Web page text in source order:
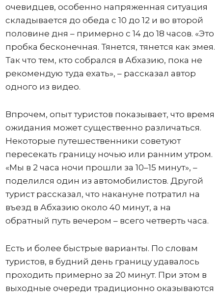
очевидцев, особенно напряженная ситуация
складывается до обеда с 10 до 12 и во второй
половине дня – примерно с 14 до 18 часов. «Это
пробка бесконечная. Тянется, тянется как змея.
Так что тем, кто собрался в Абхазию, пока не
рекомендую туда ехать», – рассказал автор
одного из видео.
Впрочем, опыт туристов показывает, что время
ожидания может существенно различаться.
Некоторые путешественники советуют
пересекать границу ночью или ранним утром.
«Мы в 2 часа ночи прошли за 10–15 минут», –
поделился один из автомобилистов. Другой
турист рассказал, что накануне потратил на
въезд в Абхазию около 40 минут, а на
обратный путь вечером – всего четверть часа.
Есть и более быстрые варианты. По словам
туристов, в будний день границу удавалось
проходить примерно за 20 минут. При этом в
выходные очереди традиционно оказываются